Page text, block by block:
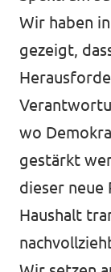
Wir haben
gezeigt,
wo
gestärkt
dieser neue
Haushalt